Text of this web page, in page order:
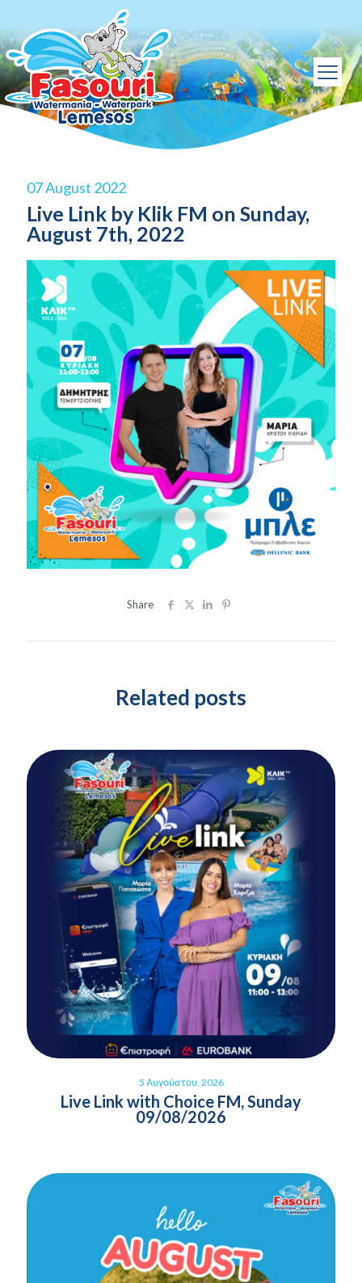
07 August 2022
Live Link by Klik FM on Sunday,
August 7th, 2022
Share
Related posts
5 Αυγούστου, 2026
Live Link with Choice FM, Sunday
09/08/2026